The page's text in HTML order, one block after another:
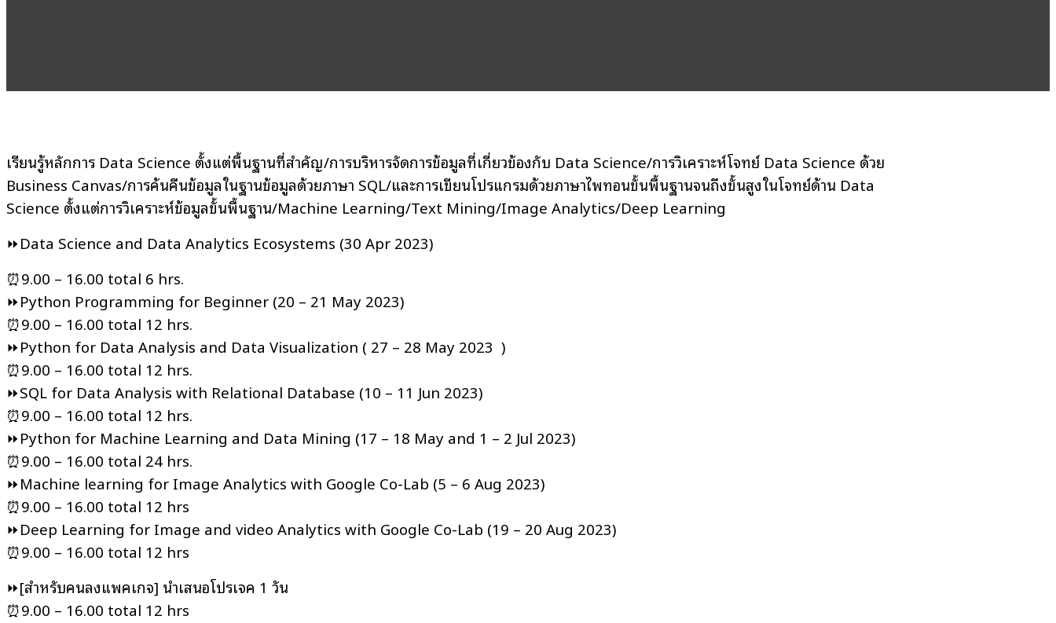
เรียนรู้หลักการ Data Science ตั้งแต่พื้นฐานที่สำคัญ/การบริหารจัดการข้อมูลที่เกี่ยวข้องกับ Data Science/การวิเคราะห์โจทย์ Data Science ด้วย
Business Canvas/การค้นคืนข้อมูลในฐานข้อมูลด้วยภาษา SQL/และการเขียนโปรแกรมด้วยภาษาไพทอนขั้นพื้นฐานจนถึงขั้นสูงในโจทย์ด้าน Data
Science ตั้งแต่การวิเคราะห์ข้อมูลขั้นพื้นฐาน/Machine Learning/Text Mining/Image Analytics/Deep Learning
⏩Data Science and Data Analytics Ecosystems (30 Apr 2023)
⏰9.00 – 16.00 total 6 hrs.
⏩Python Programming for Beginner (20 – 21 May 2023)
⏰9.00 – 16.00 total 12 hrs.
⏩Python for Data Analysis and Data Visualization ( 27 – 28 May 2023 )
⏰9.00 – 16.00 total 12 hrs.
⏩SQL for Data Analysis with Relational Database (10 – 11 Jun 2023)
⏰9.00 – 16.00 total 12 hrs.
⏩Python for Machine Learning and Data Mining (17 – 18 May and 1 – 2 Jul 2023)
⏰9.00 – 16.00 total 24 hrs.
⏩Machine learning for Image Analytics with Google Co-Lab (5 – 6 Aug 2023)
⏰9.00 – 16.00 total 12 hrs
⏩Deep Learning for Image and video Analytics with Google Co-Lab (19 – 20 Aug 2023)
⏰9.00 – 16.00 total 12 hrs
⏩[สำหรับคนลงแพคเกจ] นำเสนอโปรเจค 1 วัน
⏰9.00 – 16.00 total 12 hrs